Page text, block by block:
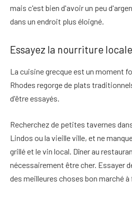
mais c'est bien d'avoir un peu
dans un endroit plus éloigné.
Essayez la nourriture locale
La cuisine grecque est un moment
Rhodes regorge de plats
d'être essayés.
Recherchez de petites tavernes
Lindos ou la vieille ville, et ne
grillé et le vin local. Dîner au
nécessairement être cher. Essayer
des meilleures choses bon marché à